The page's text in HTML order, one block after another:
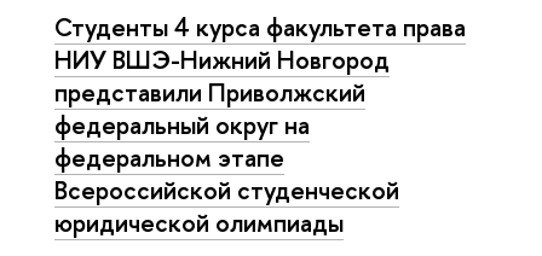
Студенты 4 курса факультета права
НИУ ВШЭ-Нижний Новгород
представили Приволжский
федеральный округ на
федеральном этапе
Всероссийской студенческой
юридической олимпиады